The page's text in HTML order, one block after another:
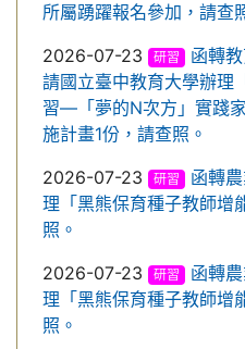
所屬踴躍報名參加，請查
2026-07-23
研習
函轉
請國立臺中教育大學辦理
習—「夢的N次方」實踐
施計畫1份，請查照。
2026-07-23
研習
函轉
理「黑熊保育種子教師增
照。
2026-07-23
研習
函轉
理「黑熊保育種子教師增
照。